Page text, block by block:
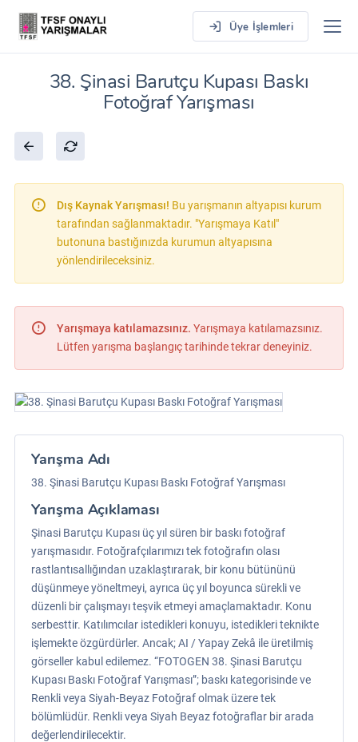
Üye İşlemleri
38. Şinasi Barutçu Kupası Baskı
Fotoğraf Yarışması
Dış Kaynak Yarışması! Bu yarışmanın altyapısı kurum
tarafından sağlanmaktadır. "Yarışmaya Katıl"
butonuna bastığınızda kurumun altyapısına
yönlendirileceksiniz.
Yarışmaya katılamazsınız. Yarışmaya katılamazsınız.
Lütfen yarışma başlangıç tarihinde tekrar deneyiniz.
Yarışma Adı
38. Şinasi Barutçu Kupası Baskı Fotoğraf Yarışması
Yarışma Açıklaması
Şinasi Barutçu Kupası üç yıl süren bir baskı fotoğraf
yarışmasıdır. Fotoğrafçılarımızı tek fotoğrafın olası
rastlantısallığından uzaklaştırarak, bir konu bütününü
düşünmeye yöneltmeyi, ayrıca üç yıl boyunca sürekli ve
düzenli bir çalışmayı teşvik etmeyi amaçlamaktadır. Konu
serbesttir. Katılımcılar istedikleri konuyu, istedikleri teknikte
işlemekte özgürdürler. Ancak; AI / Yapay Zekâ ile üretilmiş
görseller kabul edilemez. “FOTOGEN 38. Şinasi Barutçu
Kupası Baskı Fotoğraf Yarışması”; baskı kategorisinde ve
Renkli veya Siyah-Beyaz Fotoğraf olmak üzere tek
bölümlüdür. Renkli veya Siyah Beyaz fotoğraflar bir arada
değerlendirilecektir.